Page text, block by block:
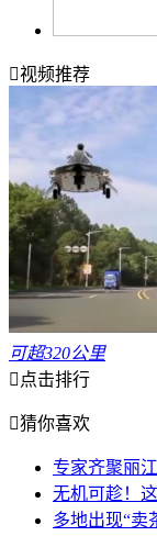
视频推荐
可超320公里
 点击排行
猜你喜欢
专家齐聚丽
无机可趁！
多地出现“卖